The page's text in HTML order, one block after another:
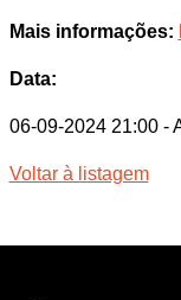
Mais informações:
Data:
06-09-2024 21:00 -
Voltar à listagem